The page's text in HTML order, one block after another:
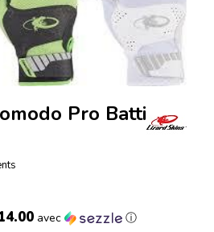
Pro Batting
avec ⓘ